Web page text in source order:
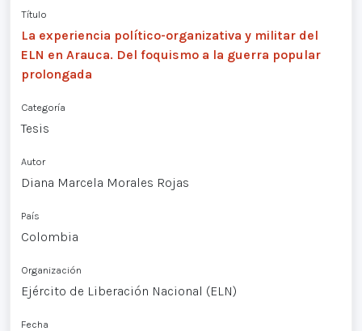
Título
La experiencia político-organizativa y militar del
ELN en Arauca. Del foquismo a la guerra popular
prolongada
Categoría
Tesis
Autor
Diana Marcela Morales Rojas
País
Colombia
Organización
Ejército de Liberación Nacional (ELN)
Fecha